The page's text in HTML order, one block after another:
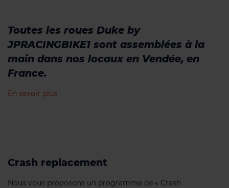
Toutes les roues Duke by
JPRACINGBIKE1 sont assemblées à la
main dans nos locaux en Vendée, en
France.
En savoir plus
Crash replacement
Nous vous proposons un programme de « Crash